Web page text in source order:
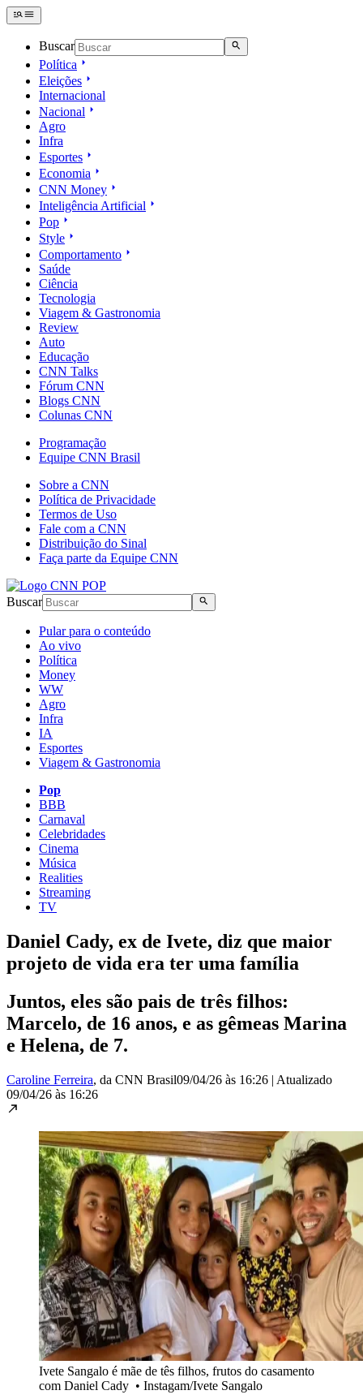
Buscar
Política
Eleições
Internacional
Nacional
Agro
Infra
Esportes
Economia
CNN Money
Inteligência Artificial
Pop
Style
Comportamento
Saúde
Ciência
Tecnologia
Viagem & Gastronomia
Review
Auto
Educação
CNN Talks
Fórum CNN
Blogs CNN
Colunas CNN
Programação
Equipe CNN Brasil
Sobre a CNN
Política de Privacidade
Termos de Uso
Fale com a CNN
Distribuição do Sinal
Faça parte da Equipe CNN
Buscar
Pular para o conteúdo
Ao vivo
Política
Money
WW
Agro
Infra
IA
Esportes
Viagem & Gastronomia
Pop
BBB
Carnaval
Celebridades
Cinema
Música
Realities
Streaming
TV
Daniel Cady, ex de Ivete, diz que maior
projeto de vida era ter uma família
Juntos, eles são pais de três filhos:
Marcelo, de 16 anos, e as gêmeas Marina
e Helena, de 7.
Caroline Ferreira, da CNN Brasil09/04/26 às 16:26 | Atualizado
09/04/26 às 16:26
Ivete Sangalo é mãe de tês filhos, frutos do casamento
com Daniel Cady • Instagam/Ivete Sangalo